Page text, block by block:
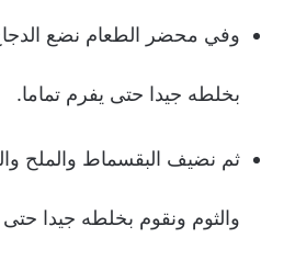
وفي محضر الطعام نضع
بخلطه جيدا حتى يفرم تماما.
ثم نضيف البقسماط والملح
والثوم ونقوم بخلطه جيدا حتى